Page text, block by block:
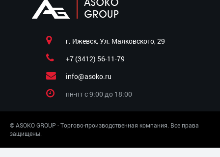
г. Ижевск, Ул. Маяковского, 29
+7 (3412) 56-11-79
info@asoko.ru
пн-пт c 9:00 до 18:00
© ASOKO GROUP - Торгово-производственная компания. Все права
защищены.